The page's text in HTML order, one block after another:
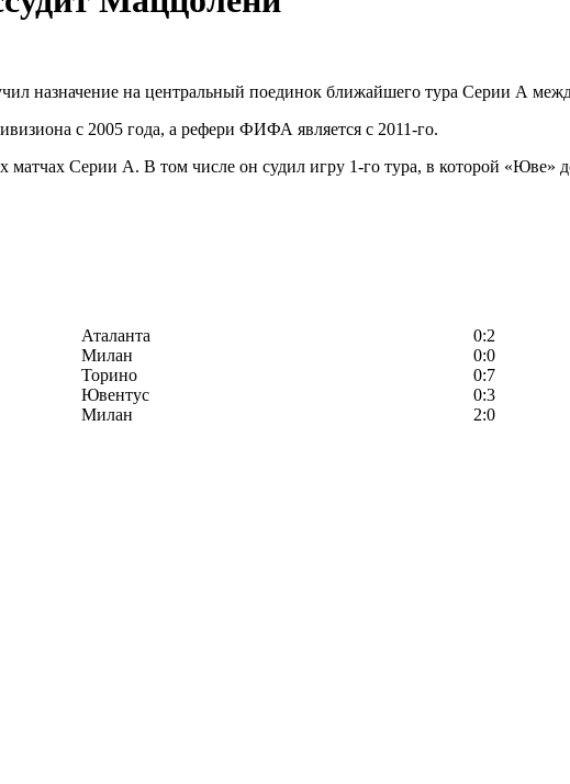
назначение на центральный поединок ближайшего тура Серии А
с 2005 года, а рефери ФИФА является с 2011-го.
Серии А. В том числе он судил игру 1-го тура, в которой «Юве»
Аталанта 0:2
Милан 0:0
Торино 0:7
Ювентус 0:3
Милан 2:0